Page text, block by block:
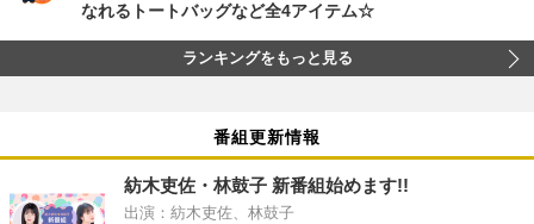
なれるトートバッグなど全4アイテム☆
ランキングをもっと見る
番組更新情報
紡木吏佐・林鼓子 新番組始めます!!
出演：紡木吏佐、林鼓子